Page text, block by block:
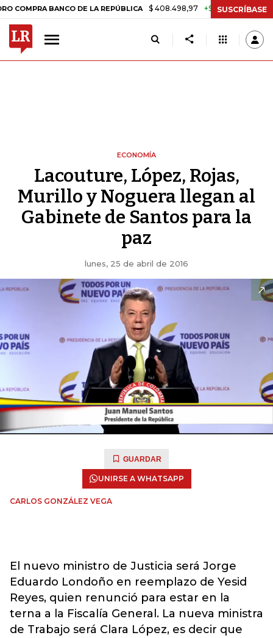
BANCO DE LA REPÚBLICA $ 408.498,97 +$ 8.753,81 +2,19%
SUSCRÍBASE
ECONOMÍA
Lacouture, López, Rojas,
Murillo y Noguera llegan al
Gabinete de Santos para la
paz
lunes, 25 de abril de 2016
GUARDAR
UNIRSE A WHATSAPP
CARLOS GONZÁLEZ VEGA
El nuevo ministro de Justicia será Jorge
Eduardo Londoño en reemplazo de Yesid
Reyes, quien renunció para estar en la
terna a la Fiscalía General. La nueva ministra
de Trabajo será Clara López, es decir que